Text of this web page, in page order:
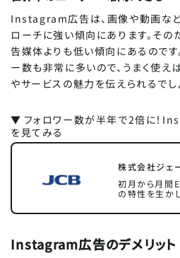
Instagram広告は、画像や動画な
ローチに強い傾向にあります。そ
告媒体よりも低い傾向にあるのです
ー数も非常に多いので、うまく使
やサービスの魅力を伝えられるでし
▼ フォロワー数が半年で2倍に！
を見てみる
株式会社ジェ
初月から月間
の特性を生か
Instagram広告のデメリット
SCROLL